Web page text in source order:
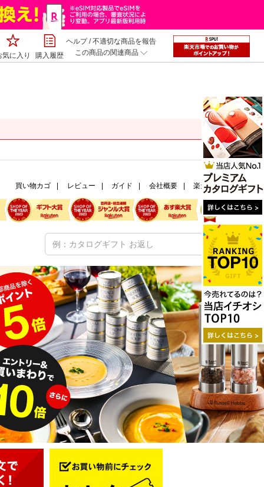
気に入り 購入履歴
ヘルプ/不適切な商品を報告
この商品の関連商品
買い物カゴ レビュー ガイド 会社概要 楽天市場